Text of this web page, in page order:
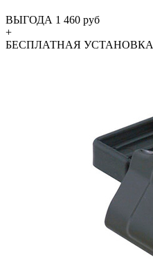
ВЫГОДА 1 460 руб
+
БЕСПЛАТНАЯ УСТАНОВКА